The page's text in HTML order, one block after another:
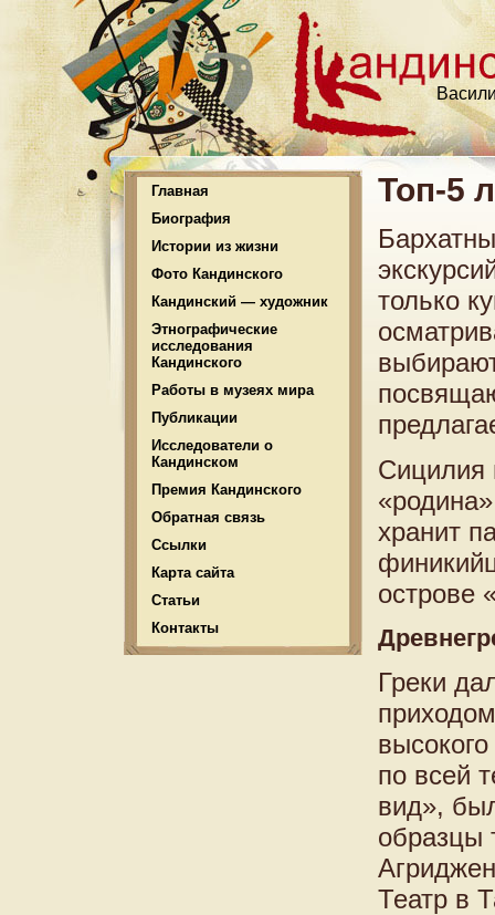
Главная
Биография
Истории из жизни
Фото Кандинского
Кандинский — художник
Этнографические
исследования
Кандинского
Работы в музеях мира
Публикации
Исследователи о
Кандинском
Премия Кандинского
Обратная связь
Ссылки
Карта сайта
Статьи
Контакты
Топ-5
только
Сицилия
хранит
острове
Греки
по всей
вид»,
образцы
Театр в